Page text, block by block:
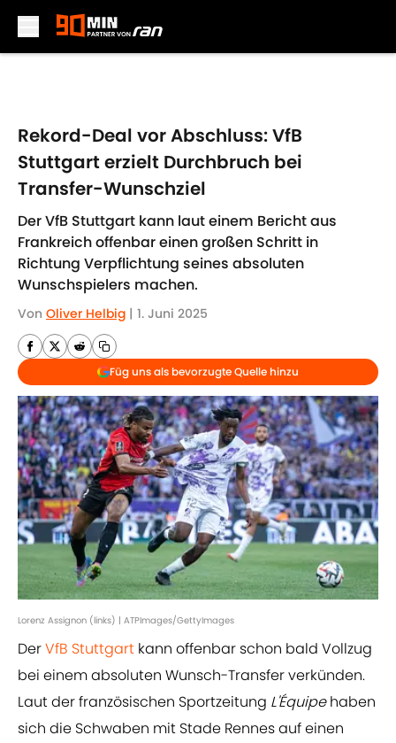
Rekord-Deal vor Abschluss: VfB
Stuttgart erzielt Durchbruch bei
Transfer-Wunschziel
Der VfB Stuttgart kann laut einem Bericht aus
Frankreich offenbar einen großen Schritt in
Richtung Verpflichtung seines absoluten
Wunschspielers machen.
Von Oliver Helbig | 1. Juni 2025
Füg uns als bevorzugte Quelle hinzu
Lorenz Assignon (links) | ATPImages/GettyImages
DerVfB Stuttgart kann offenbar schon bald Vollzug
bei einem absoluten Wunsch-Transfer verkünden.
Laut der französischen Sportzeitung L'Équipehaben
sich die Schwaben mit Stade Rennes auf einen